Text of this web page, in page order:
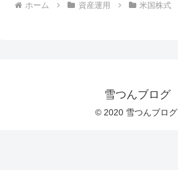
ホーム 資産運用 米国株式
雪つんブログ
© 2020 雪つんブログ.